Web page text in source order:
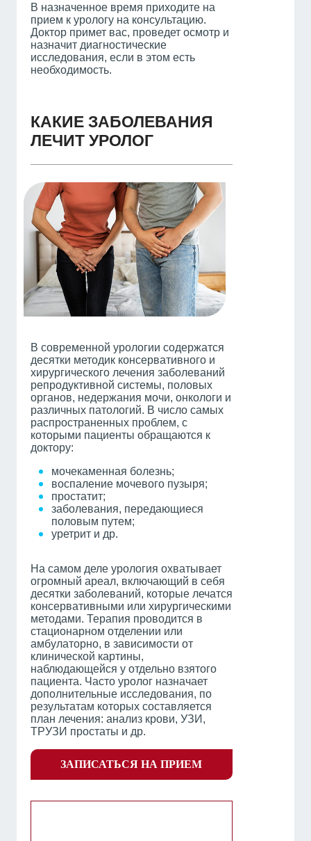
В назначенное время приходите на
прием к урологу на консультацию.
Доктор примет вас, проведет осмотр и
назначит диагностические
исследования, если в этом есть
необходимость.
КАКИЕ ЗАБОЛЕВАНИЯ
ЛЕЧИТ УРОЛОГ
В современной урологии содержатся
десятки методик консервативного и
хирургического лечения заболеваний
репродуктивной системы, половых
органов, недержания мочи, онкологи и
различных патологий. В число самых
распространенных проблем, с
которыми пациенты обращаются к
доктору:
мочекаменная болезнь;
воспаление мочевого пузыря;
простатит;
заболевания, передающиеся
половым путем;
уретрит и др.
На самом деле урология охватывает
огромный ареал, включающий в себя
десятки заболеваний, которые лечатся
консервативными или хирургическими
методами. Терапия проводится в
стационарном отделении или
амбулаторно, в зависимости от
клинической картины,
наблюдающейся у отдельно взятого
пациента. Часто уролог назначает
дополнительные исследования, по
результатам которых составляется
план лечения: анализ крови, УЗИ,
ТРУЗИ простаты и др.
ЗАПИСАТЬСЯ НА ПРИЕМ